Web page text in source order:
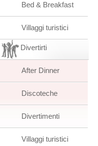
Bed & Breakfast
Villaggi turistici
Divertirti
After Dinner
Discoteche
Divertimenti
Villaggi turistici